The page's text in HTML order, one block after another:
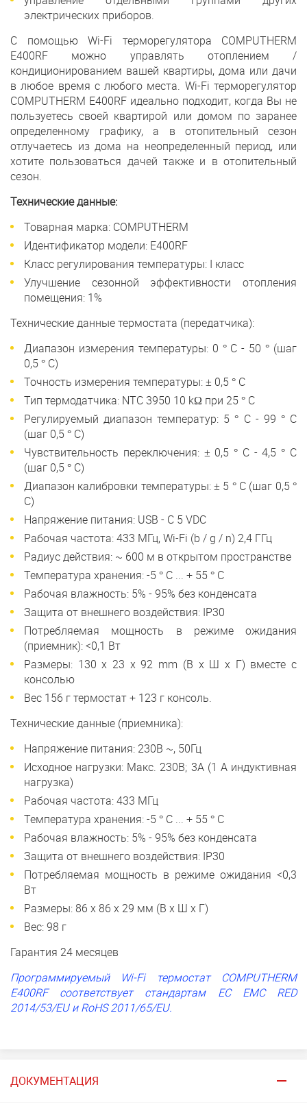
электрических приборов.
С помощью Wi-Fi терморегулятора COMPUTHERM
Е400RF можно управлять отоплением /
кондиционированием вашей квартиры, дома или дачи
в любое время с любого места. Wi-Fi терморегулятор
COMPUTHERM Е400RF идеально подходит, когда Вы не
пользуетесь своей квартирой или домом по заранее
определенному графику, а в отопительный сезон
отлучаетесь из дома на неопределенный период, или
хотите пользоваться дачей также и в отопительный
сезон.
Технические данные:
Товарная марка: COMPUTHERM
Идентификатор модели: E400RF
Класс регулирования температуры: I класс
Улучшение сезонной эффективности отопления
помещения: 1%
Технические данные термостата (передатчика):
Диапазон измерения температуры: 0 ° C - 50 ° (шаг
0,5 ° C)
Точность измерения температуры: ± 0,5 ° C
Тип термодатчика: NTC 3950 10 kΩ при 25 ° C
Регулируемый диапазон температур: 5 ° C - 99 ° C
(шаг 0,5 ° C)
Чувствительность переключения: ± 0,5 ° C - 4,5 ° C
(шаг 0,5 ° C)
Диапазон калибровки температуры: ± 5 ° C (шаг 0,5 °
C)
Напряжение питания: USB - C 5 VDC
Рабочая частота: 433 МГц, Wi-Fi (b / g / n) 2,4 ГГц
Радиус действия: ~ 600 м в открытом пространстве
Температура хранения: -5 ° C ... + 55 ° C
Рабочая влажность: 5% - 95% без конденсата
Защита от внешнего воздействия: IP30
Потребляемая мощность в режиме ожидания
(приемник): <0,1 Вт
Размеры: 130 x 23 x 92 mm (В x Ш x Г) вместе с
консолью
Вес 156 г термостат + 123 г консоль.
Технические данные (приемника):
Напряжение питания: 230В ~, 50Гц
Исходное нагрузки: Макс. 230В; 3А (1 A индуктивная
нагрузка)
Рабочая частота: 433 МГц
Температура хранения: -5 ° C ... + 55 ° C
Рабочая влажность: 5% - 95% без конденсата
Защита от внешнего воздействия: IP30
Потребляемая мощность в режиме ожидания <0,3
Вт
Размеры: 86 x 86 x 29 мм (В x Ш x Г)
Вес: 98 г
Гарантия 24 месяцев
Программируемый Wi-Fi термостат COMPUTHERM
E400RF соответствует стандартам ЕС EMC RED
2014/53/EU и RoHS 2011/65/EU.
ДОКУМЕНТАЦИЯ